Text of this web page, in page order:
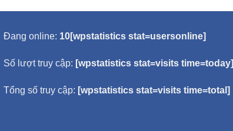
Đang online: 10[wpstatistics stat=usersonline]
Số lượt truy cập: [wpstatistics stat=visits time=today]
Tổng số truy cập: [wpstatistics stat=visits time=total]